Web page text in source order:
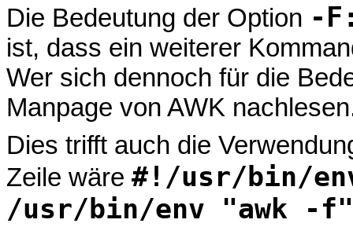
Die Bedeutung der Option -
ist, dass ein weiterer
Wer sich dennoch für die
Manpage von AWK
Dies trifft auch die
Zeile wäre #!/usr/bin/
/usr/bin/env "awk -